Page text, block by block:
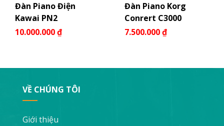
Đàn Piano Điện
Kawai PN2
10.000.000₫
Đàn Piano Korg
Conrert C3000
7.500.000₫
VỀ CHÚNG TÔI
Giới thiệu